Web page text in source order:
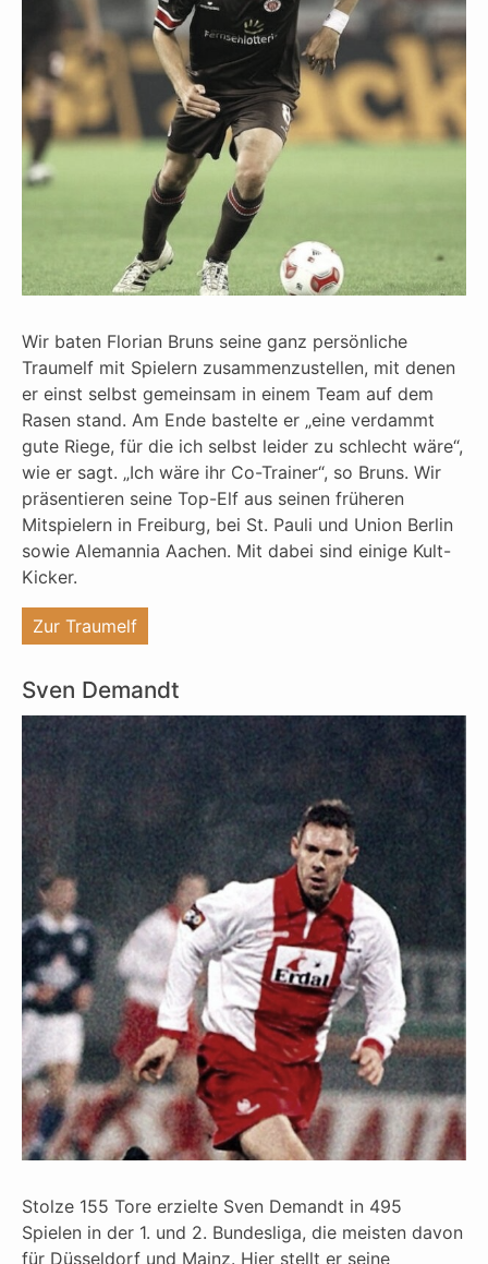
Wir baten Florian Bruns seine ganz persönliche
Traumelf mit Spielern zusammenzustellen, mit denen
er einst selbst gemeinsam in einem Team auf dem
Rasen stand. Am Ende bastelte er „eine verdammt
gute Riege, für die ich selbst leider zu schlecht wäre“,
wie er sagt. „Ich wäre ihr Co-Trainer“, so Bruns. Wir
präsentieren seine Top-Elf aus seinen früheren
Mitspielern in Freiburg, bei St. Pauli und Union Berlin
sowie Alemannia Aachen. Mit dabei sind einige Kult-
Kicker.
Zur Traumelf"%s"
Sven Demandt
Stolze 155 Tore erzielte Sven Demandt in 495
Spielen in der 1. und 2. Bundesliga, die meisten davon
für Düsseldorf und Mainz. Hier stellt er seine